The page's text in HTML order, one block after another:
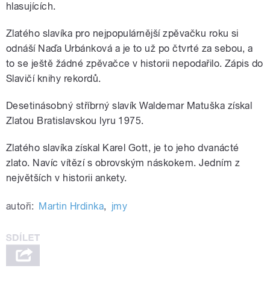
hlasujících.
Zlatého slavíka pro nejpopulárnější zpěvačku roku si
odnáší Naďa Urbánková a je to už po čtvrté za sebou, a
to se ještě žádné zpěvačce v historii nepodařilo. Zápis do
Slavičí knihy rekordů.
Desetinásobný stříbrný slavík Waldemar Matuška získal
Zlatou Bratislavskou lyru 1975.
Zlatého slavíka získal Karel Gott, je to jeho dvanácté
zlato. Navíc vítězí s obrovským náskokem. Jedním z
největších v historii ankety.
autoři: Martin Hrdinka, jmy